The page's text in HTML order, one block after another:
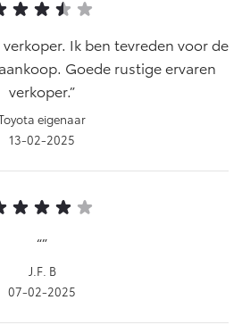
Ik ben tevreden voor de
Goede rustige ervaren
verkoper.
eigenaar
13-02-2025
J.F. B
07-02-2025